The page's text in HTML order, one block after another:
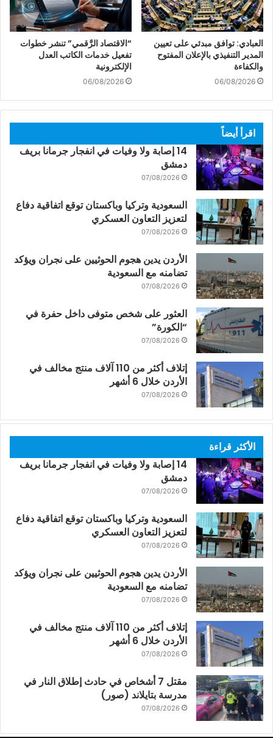
العبادي: توافق مبدئي على تعيين
المدير التنفيذي بالإعلان المفتوح
والكفاءة
06/08/2026
“الاقتصاد الرَّقمي” تنشر خطوات
تفعيل خدمات الكاتب العدل
الإلكترونية
06/08/2026
اقرأ أيضاً
14 إصابة ولا وفيات في انفجار جرمانا بريف
دمشق
07/08/2026
السعودية وتركيا وباكستان توقع اتفاقية دفاع
لتعزيز التعاون العسكري
07/08/2026
الأردن يدين هجوم الحوثيين على نجران ويؤكد
تضامنه مع السعودية
07/08/2026
العثور على شخص متوفى داخل حفرة في
“الكورة”
07/08/2026
إتلاف أكثر من 110 آلاف منتج مخالف في
الأردن خلال 6 أشهر
07/08/2026
الأكثر قراءة
14 إصابة ولا وفيات في انفجار جرمانا بريف
دمشق
07/08/2026
السعودية وتركيا وباكستان توقع اتفاقية دفاع
لتعزيز التعاون العسكري
07/08/2026
الأردن يدين هجوم الحوثيين على نجران ويؤكد
تضامنه مع السعودية
07/08/2026
إتلاف أكثر من 110 آلاف منتج مخالف في
الأردن خلال 6 أشهر
07/08/2026
مقتل 7 أشخاص في حادث إطلاق النار في
مدرسة بتايلاند (صور)
07/08/2026